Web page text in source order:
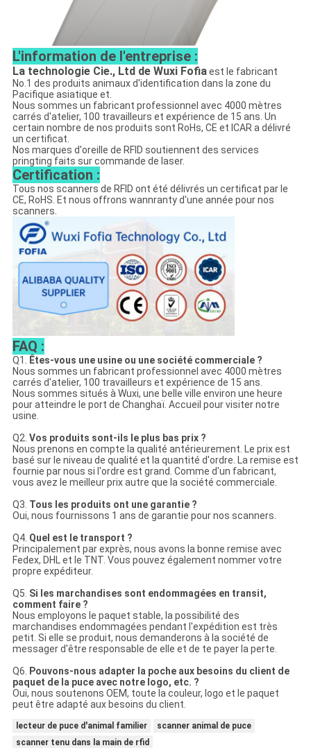
L'information de l'entreprise :
La technologie Cie., Ltd de Wuxi Fofiaest le fabricant
No.1 des produits animaux d'identification dans la zone du
Pacifique asiatique et.
Nous sommes un fabricant professionnel avec 4000 mètres
carrés d'atelier, 100 travailleurs et expérience de 15 ans. Un
certain nombre de nos produits sont RoHs, CE et ICAR a délivré
un certificat.
Nos marques d'oreille de RFID soutiennent des services
pringting faits sur commande de laser.
Certification :
Tous nos scanners de RFID ont été délivrés un certificat par le
CE, RoHS. Et nous offrons wannranty d'une année pour nos
scanners.
FAQ :
Q1. Êtes-vous une usine ou une société commerciale ?
Nous sommes un fabricant professionnel avec 4000 mètres
carrés d'atelier, 100 travailleurs et expérience de 15 ans.
Nous sommes situés à Wuxi, une belle ville environ une heure
pour atteindre le port de Changhaï. Accueil pour visiter notre
usine.
Q2. Vos produits sont-ils le plus bas prix ?
Nous prenons en compte la qualité antérieurement. Le prix est
basé sur le niveau de qualité et la quantité d'ordre. La remise est
fournie par nous si l'ordre est grand. Comme d'un fabricant,
vous avez le meilleur prix autre que la société commerciale.
Q3. Tous les produits ont une garantie ?
Oui, nous fournissons 1 ans de garantie pour nos scanners.
Q4. Quel est le transport ?
Principalement par exprès, nous avons la bonne remise avec
Fedex, DHL et le TNT. Vous pouvez également nommer votre
propre expéditeur.
Q5. Si les marchandises sont endommagées en transit,
comment faire ?
Nous employons le paquet stable, la possibilité des
marchandises endommagées pendant l'expédition est très
petit. Si elle se produit, nous demanderons à la société de
messager d'être responsable de elle et de te payer la perte.
Q6. Pouvons-nous adapter la poche aux besoins du client de
paquet de la puce avec notre logo, etc. ?
Oui, nous soutenons OEM, toute la couleur, logo et le paquet
peut être adapté aux besoins du client.
lecteur de puce d'animal familier
scanner animal de puce
scanner tenu dans la main de rfid